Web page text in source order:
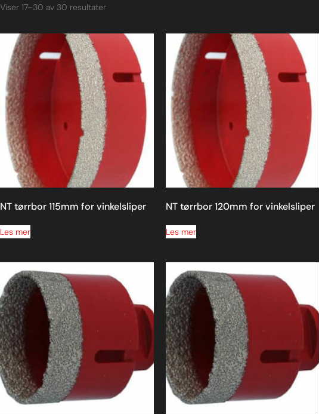
Viser 17–30 av 30 resultater
NT tørrbor 115mm for vinkelsliper
Les mer
NT tørrbor 120mm for vinkelsliper
Les mer